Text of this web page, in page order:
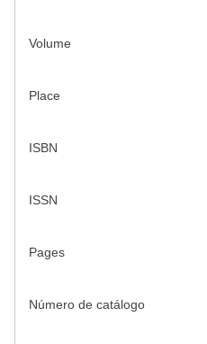
Volume
Place
ISBN
ISSN
Pages
Número de catálogo